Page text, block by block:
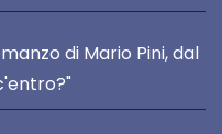
di Mario Pini, dal